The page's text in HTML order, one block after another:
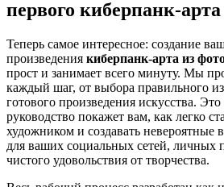
первого киберпанк-
Теперь самое интересное: создание
произведения киберпанк-арта из
прост и занимает всего минуту. Мы
каждый шаг, от выбора правильного
готового произведения искусства. Это
руководство покажет вам, как легко
художником и создавать невероятные
для ваших социальных сетей, личных
чистого удовольствия от творчества.